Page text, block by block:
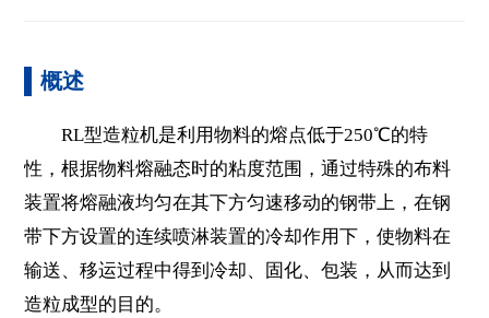
概述
RL型造粒机是利用物料的熔点低于250℃的特
性，根据物料熔融态时的粘度范围，通过特殊的布料
装置将熔融液均匀在其下方匀速移动的钢带上，在钢
带下方设置的连续喷淋装置的冷却作用下，使物料在
输送、移运过程中得到冷却、固化、包装，从而达到
造粒成型的目的。